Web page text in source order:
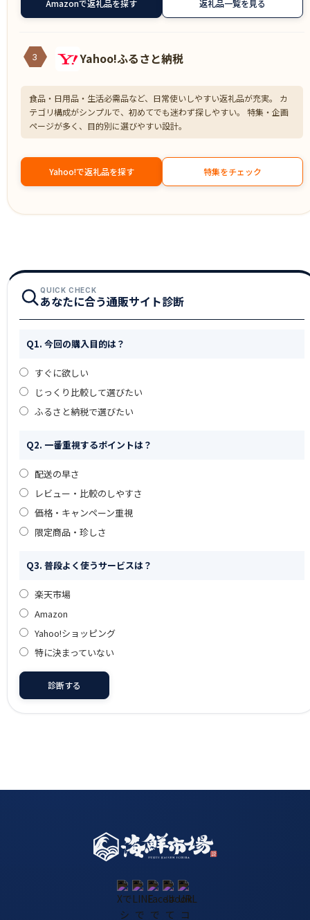
Amazonで返礼品を探す 返礼品一覧を見る
3 Yahoo!ふるさと納税
食品・日用品・生活必需品など、日常使いしやすい返礼品が充実。 カ
テゴリ構成がシンプルで、初めてでも迷わず探しやすい。 特集・企画
ページが多く、目的別に選びやすい設計。
Yahoo!で返礼品を探す 特集をチェック
QUICK CHECK
あなたに合う通販サイト診断
Q1. 今回の購入目的は？
すぐに欲しい
じっくり比較して選びたい
ふるさと納税で選びたい
Q2. 一番重視するポイントは？
配送の早さ
レビュー・比較のしやすさ
価格・キャンペーン重視
限定商品・珍しさ
Q3. 普段よく使うサービスは？
楽天市場
Amazon
Yahoo!ショッピング
特に決まっていない
診断する